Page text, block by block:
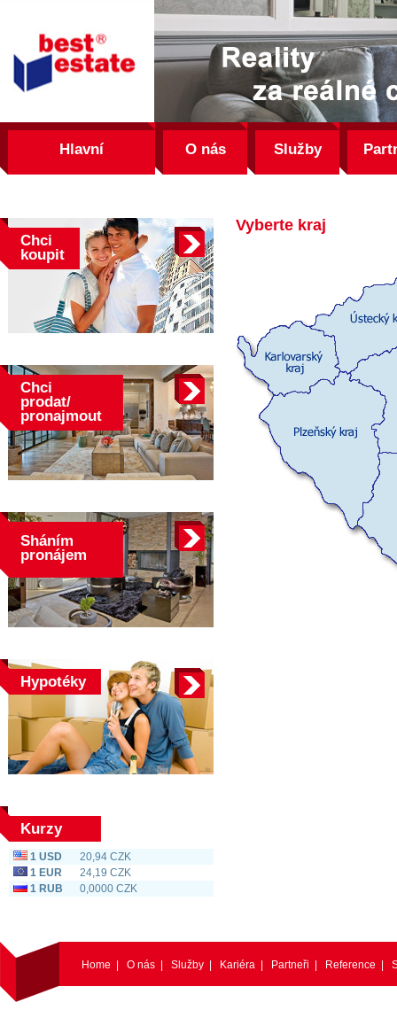
best
estate
Hlavní O nás Služby
Chci
koupit
Chci
prodat/
pronajmout
Sháním
pronájem
Hypotéky
Kurzy
1 USD
20,94 CZK
1 EUR
24,19 CZK
1 RUB
0,0000 CZK
Vyberte kraj
Home O nás Služby Kariéra Partneři Reference